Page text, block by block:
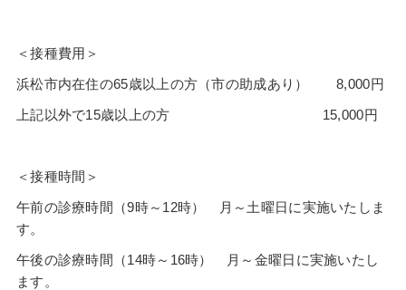
＜接種費用＞
浜松市内在住の65歳以上の方（市の助成あり） 8,000円
上記以外で15歳以上の方 15,000円
＜接種時間＞
午前の診療時間（9時～12時） 月～土曜日に実施いたしま
す。
午後の診療時間（14時～16時） 月～金曜日に実施いたし
ます。